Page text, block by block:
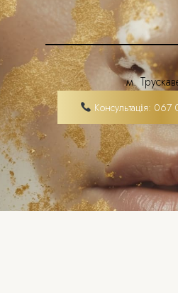
м.
Консультація: